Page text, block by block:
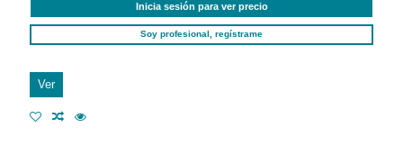
Inicia sesión para ver precio
Soy profesional, regístrame
Ver